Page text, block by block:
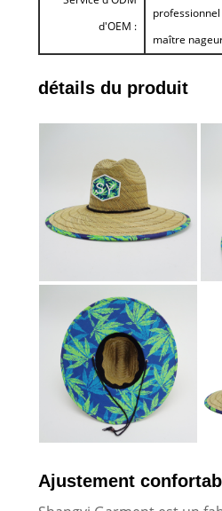
d'OEM :
maître
détails du produit
Ajustement